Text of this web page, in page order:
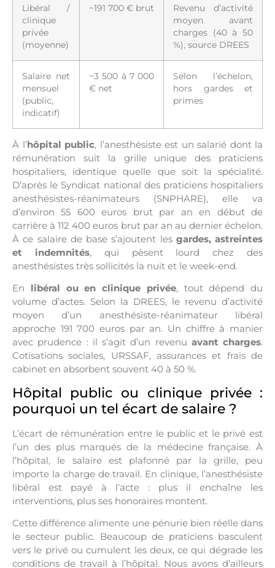
Libéral /
clinique
privée
(moyenne)
~191 700 € brut
Revenu d’activité
moyen avant
charges (40 à 50
%), source DREES
Salaire net
mensuel
(public,
indicatif)
~3 500 à 7 000
€ net
Selon l’échelon,
hors gardes et
primes
À l’hôpital public, l’anesthésiste est un salarié dont la
rémunération suit la grille unique des praticiens
hospitaliers, identique quelle que soit la spécialité.
D’après le Syndicat national des praticiens hospitaliers
anesthésistes-réanimateurs (SNPHARE), elle va
d’environ 55 600 euros brut par an en début de
carrière à 112 400 euros brut par an au dernier échelon.
À ce salaire de base s’ajoutent les gardes, astreintes
et indemnités, qui pèsent lourd chez des
anesthésistes très sollicités la nuit et le week-end.
En libéral ou en clinique privée, tout dépend du
volume d’actes. Selon la DREES, le revenu d’activité
moyen d’un anesthésiste-réanimateur libéral
approche 191 700 euros par an. Un chiffre à manier
avec prudence : il s’agit d’un revenu avant charges.
Cotisations sociales, URSSAF, assurances et frais de
cabinet en absorbent souvent 40 à 50 %.
Hôpital public ou clinique privée :
pourquoi un tel écart de salaire ?
L’écart de rémunération entre le public et le privé est
l’un des plus marqués de la médecine française. À
l’hôpital, le salaire est plafonné par la grille, peu
importe la charge de travail. En clinique, l’anesthésiste
libéral est payé à l’acte : plus il enchaîne les
interventions, plus ses honoraires montent.
Cette différence alimente une pénurie bien réelle dans
le secteur public. Beaucoup de praticiens basculent
vers le privé ou cumulent les deux, ce qui dégrade les
conditions de travail à l’hôpital. Nous avons d’ailleurs